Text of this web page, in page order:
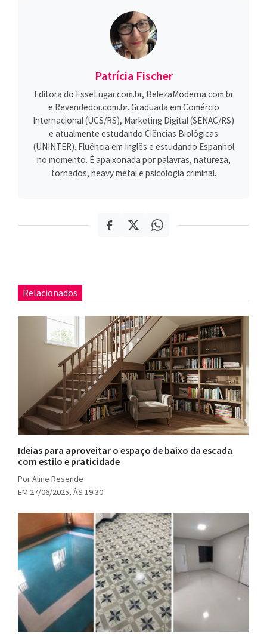
Patrícia Fischer
Editora do EsseLugar.com.br, BelezaModerna.com.br
e Revendedor.com.br. Graduada em Comércio
Internacional (UCS/RS), Marketing Digital (SENAC/RS)
e atualmente estudando Ciências Biológicas
(UNINTER). Fluência em Inglês e estudando Espanhol
no momento. É apaixonada por palavras, natureza,
tornados, heavy metal e psicologia criminal.
Relacionados
Ideias para aproveitar o espaço de baixo da escada
com estilo e praticidade
Por Aline Resende
EM 27/06/2025, ÀS 19:30